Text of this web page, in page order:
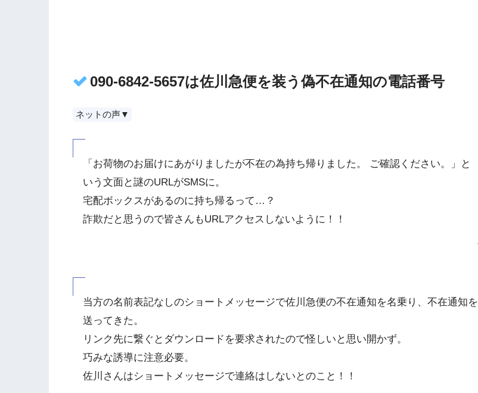
090-6842-5657は佐川急便を装う偽不在通知の電話番号
ネットの声▼
「お荷物のお届けにあがりましたが不在の為持ち帰りました。 ご確認ください。」と
いう文面と謎のURLがSMSに。
宅配ボックスがあるのに持ち帰るって…？
詐欺だと思うので皆さんもURLアクセスしないように！！
当方の名前表記なしのショートメッセージで佐川急便の不在通知を名乗り、不在通知を
送ってきた。
リンク先に繋ぐとダウンロードを要求されたので怪しいと思い開かず。
巧みな誘導に注意必要。
佐川さんはショートメッセージで連絡はしないとのこと！！